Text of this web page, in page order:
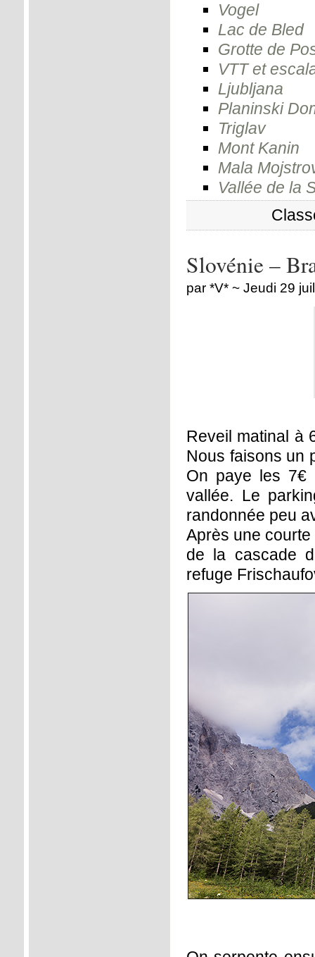
Vogel
Lac de Bled
Grotte de
VTT et
Ljubljana
Planinski
Triglav
Mont Kanin
Mala
Vallée de la
Slovénie –
par *V* ~ Jeudi 29
Reveil matinal à
Nous faisons un
On paye les 7€
vallée. Le
randonnée peu
Après une
de la cascade
refuge